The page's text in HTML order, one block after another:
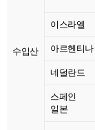
수입산
이스라엘
아르헨티나
네덜란드
스페인
일본